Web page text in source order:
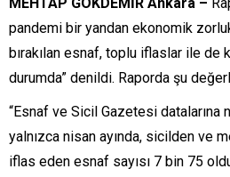
pandemi bir yandan ekonomik
bırakılan esnaf, toplu iflaslar ile de
durumda” denildi. Raporda şu
“Esnaf ve Sicil Gazetesi datalarına
yalnızca nisan ayında, sicilden ve
iflas eden esnaf sayısı 7 bin 75